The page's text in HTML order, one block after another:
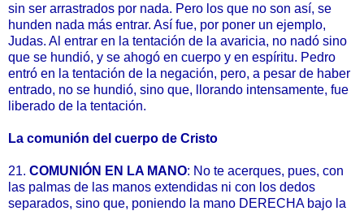
sin ser arrastrados por nada. Pero los que no son así, se
hunden nada más entrar. Así fue, por poner un ejemplo,
Judas. Al entrar en la tentación de la avaricia, no nadó sino
que se hundió, y se ahogó en cuerpo y en espíritu. Pedro
entró en la tentación de la negación, pero, a pesar de haber
entrado, no se hundió, sino que, llorando intensamente, fue
liberado de la tentación.
La comunión del cuerpo de Cristo
21. COMUNIÓN EN LA MANO: No te acerques, pues, con
las palmas de las manos extendidas ni con los dedos
separados, sino que, poniendo la mano DERECHA bajo la